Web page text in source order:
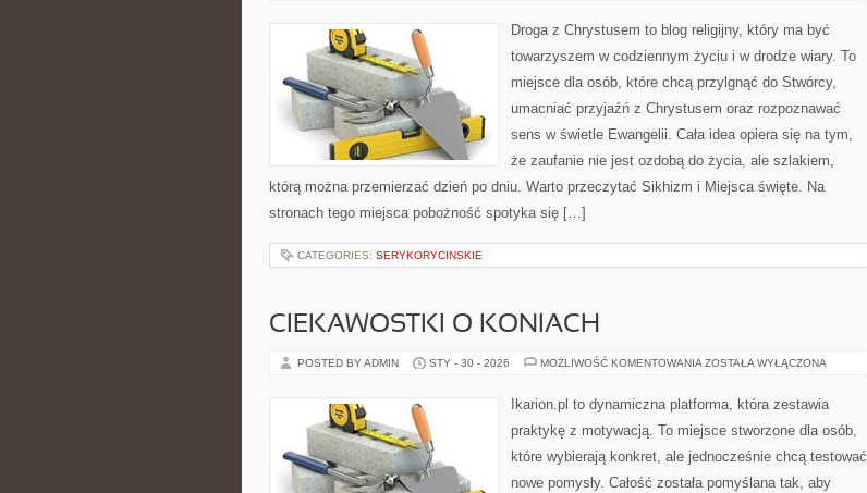
Droga z Chrystusem to blog religijny, który ma być
towarzyszem w codziennym życiu i w drodze wiary. To
miejsce dla osób, które chcą przylgnąć do Stwórcy,
umacniać przyjaźń z Chrystusem oraz rozpoznawać
sens w świetle Ewangelii. Cała idea opiera się na tym,
że zaufanie nie jest ozdobą do życia, ale szlakiem,
którą można przemierzać dzień po dniu. Warto przeczytać Sikhizm i Miejsca święte. Na
stronach tego miejsca pobożność spotyka się […]
CATEGORIES: SERYKORYCINSKIE
CIEKAWOSTKI O KONIACH
POSTED BY ADMIN STY - 30 - 2026 MOŻLIWOŚĆ KOMENTOWANIA CIEKAWOSTKI
ZOSTAŁA WYŁĄCZONA
Ikarion.pl to dynamiczna platforma, która zestawia
praktykę z motywacją. To miejsce stworzone dla osób,
które wybierają konkret, ale jednocześnie chcą testować
nowe pomysły. Całość została pomyślana tak, aby